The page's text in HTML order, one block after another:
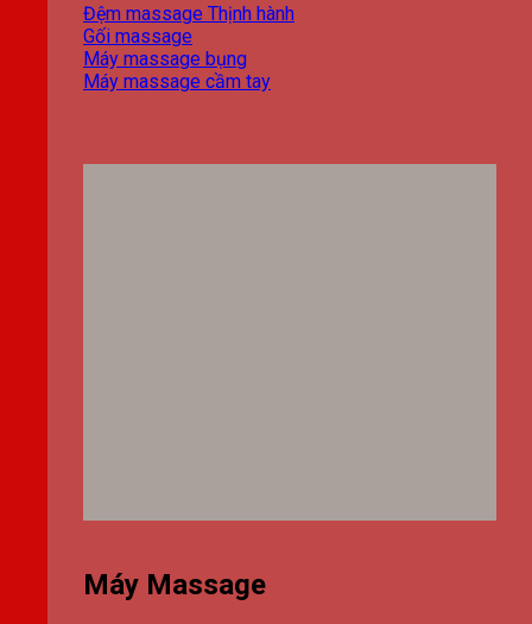
Đệm massage
Gối massage
Máy massage bụng
Máy massage cầm tay
Máy Massage